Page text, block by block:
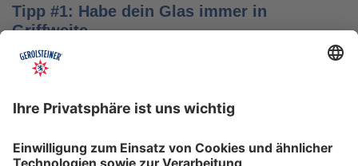
Tipp #1: Habe dein Glas immer in
Griffweite
Ob bei der Arbeit oder während der Freizeit: Wasser
nicht vergisst. Denke daran, auch unterwegs immer
etwas Wasser dabei zu haben. Kleine PET-Flaschen mit
hinnehmen.